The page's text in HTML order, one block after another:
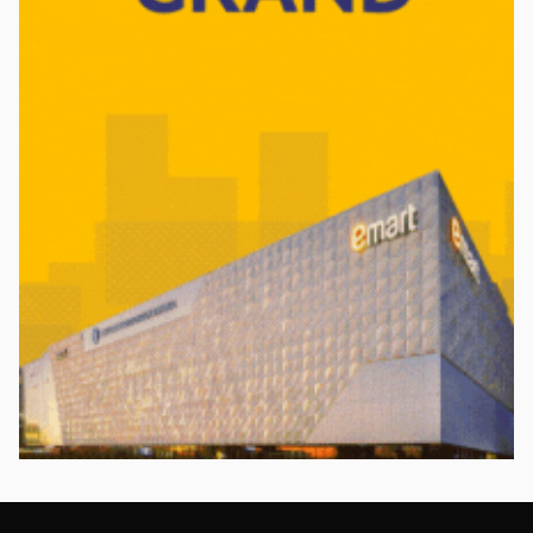
Нийслэлийн цэцэрлэгийн цахим бүртгэл
Цаг агаар: Дорнод-Дарьгангын тал нутгаар дуу
цахилгаантай аадар бороо орно
15 цаг· 2 мин уншина
НИЙГЭМ
Зарим голуудын усны түвшин 10-65 см нэмэгдсэн
байна
Өчигдөр·2 мин уншина